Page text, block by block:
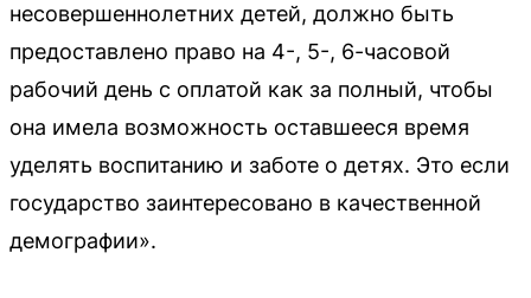
несовершеннолетних детей, должно быть
предоставлено право на 4-, 5-, 6-часовой
рабочий день с оплатой как за полный, чтобы
она имела возможность оставшееся время
уделять воспитанию и заботе о детях. Это если
государство заинтересовано в качественной
демографии».